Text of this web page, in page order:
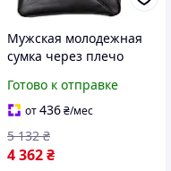
Мужская молодежная
сумка через плечо
Черный. Натуральная
кожа
Готово к отправке
от436₴/мес
4 362₴
5 132 ₴